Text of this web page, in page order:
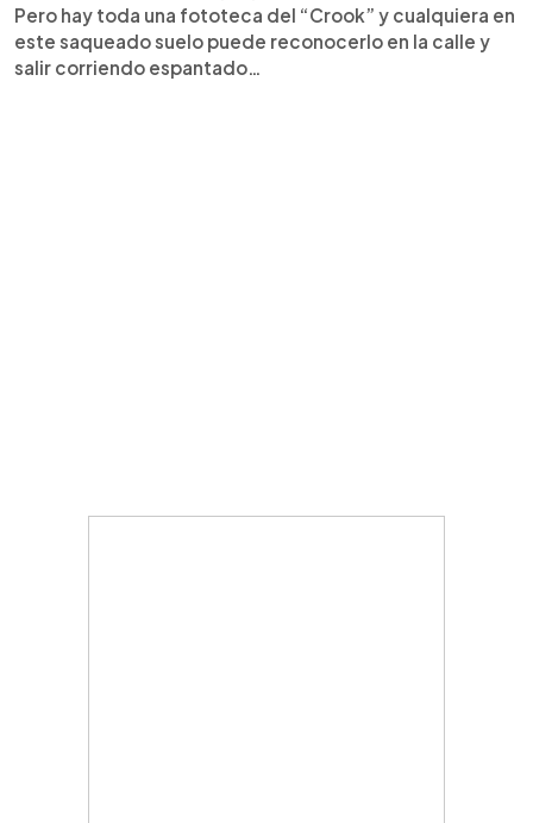
Pero hay toda una fototeca del “Crook” y cualquiera en
este saqueado suelo puede reconocerlo en la calle y
salir corriendo espantado…